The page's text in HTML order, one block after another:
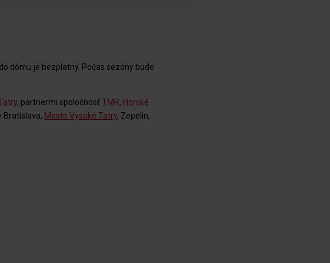
dómu je bezplatný. Počas sezóny bude
, partnermi spoločnosťTMR, Horské
Bratislava, Mesto Vysoké Tatry, Zepelin,